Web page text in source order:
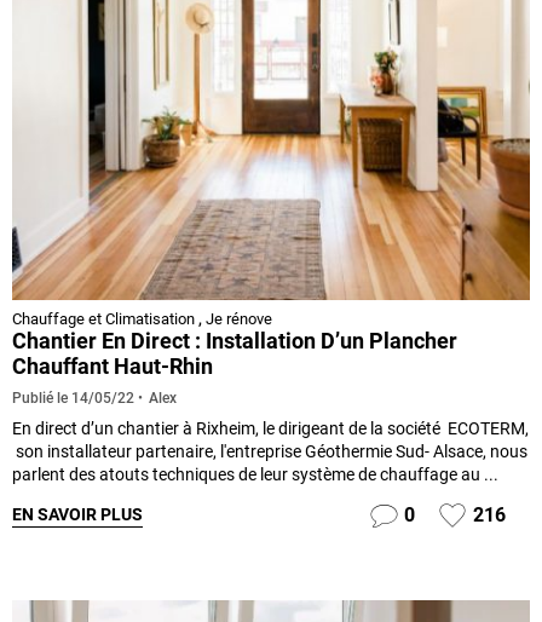
Chauffage et Climatisation , Je rénove
Chantier En Direct : Installation D’un Plancher
Chauffant Haut-Rhin
Publié le 14/05/22 Alex
En direct d’un chantier à Rixheim, le dirigeant de la société ECOTERM,
son installateur partenaire, l'entreprise Géothermie Sud- Alsace, nous
parlent des atouts techniques de leur système de chauffage au ...
EN SAVOIR PLUS 0 216